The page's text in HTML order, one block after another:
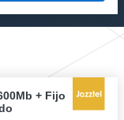
+ Fijo